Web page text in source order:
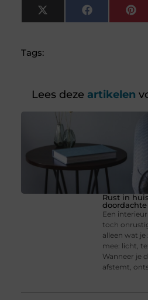
X
(Twitter)
Facebook
Tags:
Lees deze artikelen
Rust in
Een
toch
alleen wat
mee: licht,
Wanneer je
afstemt,